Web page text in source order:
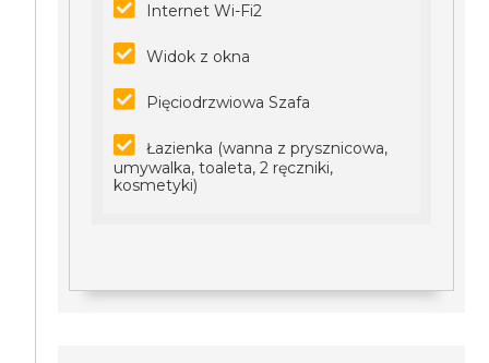
Internet Wi-Fi2
Widok z okna
Pięciodrzwiowa Szafa
Łazienka (wanna z prysznicowa,
umywalka, toaleta, 2 ręczniki,
kosmetyki)